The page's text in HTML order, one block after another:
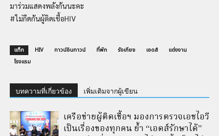
มาร่วมแสดงพลังกันนะคะ
#ไม่กีดกันผู้ติดเชื้อHIV
แท็ก HIV ทาวน์อินทาวน์ ที่พัก รังเกียจ เอดส์
แต่งงาน
โรงแรม
บทความที่เกี่ยวข้อง เพิ่มเติมจากผู้เขียน
เครือข่ายผู้ติดเชื้อฯ มองการตรวจเอชไอวี
เป็นเรื่องของทุกคน ย้ำ “เอดส์รักษาได้”